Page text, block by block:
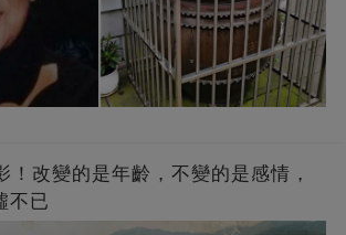
！改變的是年齡，不變的是感情，
不已